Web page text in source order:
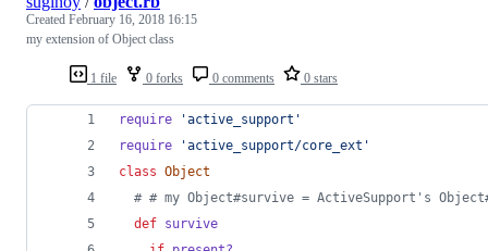
1 file 0 forks 0 comments 0 stars
Created February 16, 2018 16:15
my extension of Object class
require
'active_support'
require
'active_support/core_ext'
class Object
# # my Object#survive = ActiveSupport's
def survive